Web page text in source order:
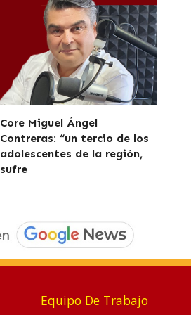
Core Miguel Ángel
Contreras: “un tercio de los
adolescentes de la región,
sufre
Equipo De Trabajo